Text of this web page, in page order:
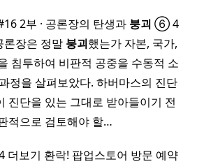
2부 · 공론장의 탄생과 붕괴 ⑥ 4
론장은 정말 붕괴했는가 자본, 국가,
침투하여 비판적 공중을 수동적 소
정을 살펴보았다. 하버마스의 진단
진단을 있는 그대로 받아들이기 전
적으로 검토해야 할…
더보기 환락! 팝업스토어 방문 예약